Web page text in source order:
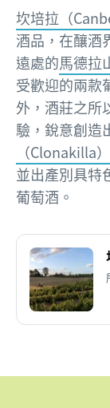
坎培拉（
酒品，在釀酒
遠處的馬德拉
受歡迎的兩
外，酒莊之所
驗，銳意創造
（Clonakilla）
並出產別具特
葡萄酒。